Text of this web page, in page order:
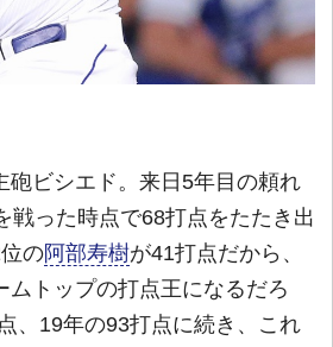
ビシエド。来日5年目の頼れ
戦った時点で68打点をたたき出
の阿部寿樹が41打点だから、
ムトップの打点王になるだろ
、19年の93打点に続き、これ